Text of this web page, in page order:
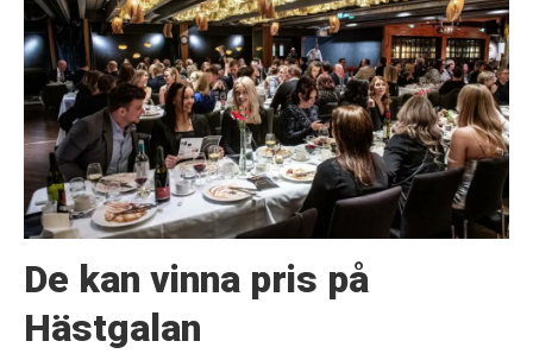
De kan vinna pris på
Hästgalan